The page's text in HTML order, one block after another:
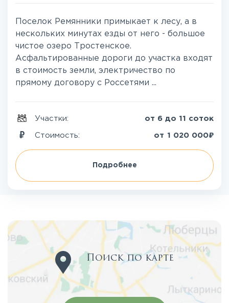
Поселок Ремянники примыкает к лесу, а в
нескольких минутах езды от него - большое
чистое озеро Тростенское.
Асфальтированные дороги до участка входят
в стоимость земли, электричество по
прямому договору с Россетями ...
Участки: от 6 до 11 соток
Стоимость: от 1 020 000₽
Подробнее
Поиск по карте